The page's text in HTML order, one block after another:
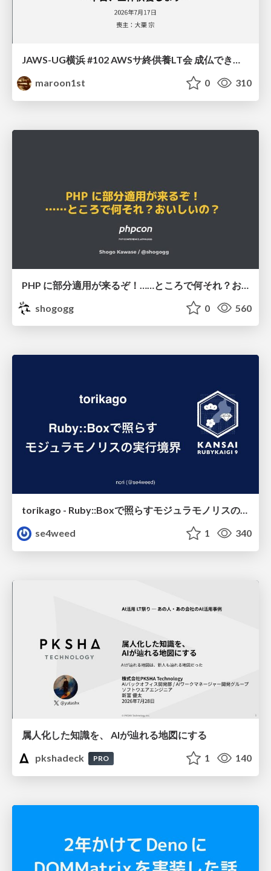
JAWS-UG横浜 #102 AWSサ終供養LT会 成仏できない AWS サービスたち 〜本日、三体供養します〜
maroon1st
0 310
shogogg
0 560
torikago - Ruby::Boxで照らすモジュラモノリスの実行境界
se4weed
1 340
属人化した知識を、 AIが辿れる地図にする
pkshadeck
PRO 1 140